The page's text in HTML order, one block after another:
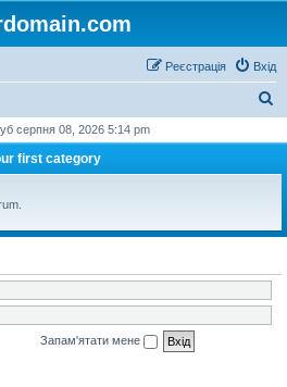
Вхід
Реєстрація
у
серпня 08, 2026 5:14 pm
first category
Запам'ятати мене